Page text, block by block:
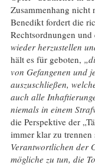
Zusammenhang nicht
Benedikt fordert die
Rechtsordnungen und
wieder herzustellen
hält es für geboten,
von Gefangenen und
auszuschließen,
auch alle
niemals in einem
die Perspektive der
immer klar zu trennen
Verantwortlichen der
mögliche zu tun, die